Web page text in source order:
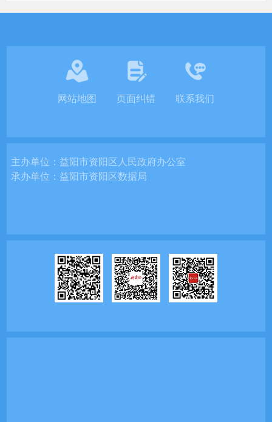
网站地图 页面纠错 联系我们
主办单位：益阳市资阳区人民政府办公室
承办单位：益阳市资阳区数据局